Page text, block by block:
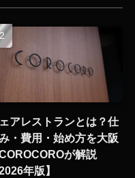
アレストランとは？仕
・費用・始め方を大阪
が解説
2026年版】